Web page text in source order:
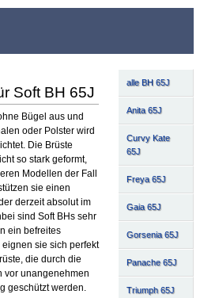
alle BH 65J
Anita 65J
Curvy Kate
65J
Freya 65J
Gaia 65J
Gorsenia 65J
Panache 65J
Triumph 65J
Soft BH 65J
Bügel aus und
oder Polster wird
Die Brüste
so stark geformt,
Modellen der Fall
sie einen
derzeit absolut im
sind Soft BHs sehr
ein befreites
sie sich perfekt
die durch die
vor unangenehmen
geschützt werden.